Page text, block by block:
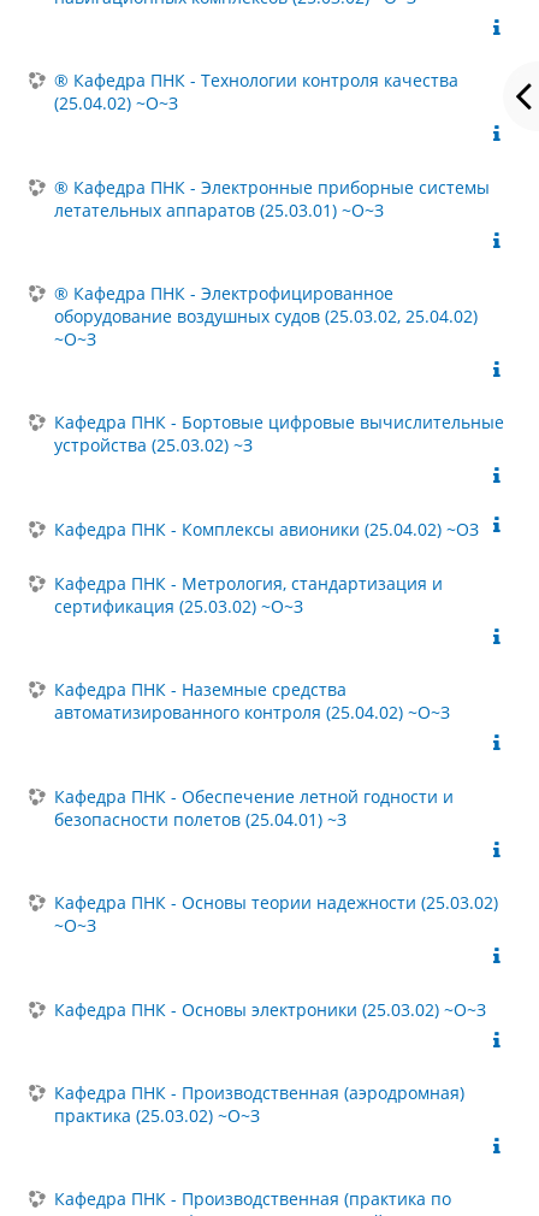
® Кафедра ПНК - Технологии контроля качества
(25.04.02) ~О~З
® Кафедра ПНК - Электронные приборные системы
летательных аппаратов (25.03.01) ~О~З
® Кафедра ПНК - Электрофицированное
оборудование воздушных судов (25.03.02, 25.04.02)
~О~З
Кафедра ПНК - Бортовые цифровые вычислительные
устройства (25.03.02) ~З
Кафедра ПНК - Комплексы авионики (25.04.02) ~ОЗ
Кафедра ПНК - Метрология, стандартизация и
сертификация (25.03.02) ~О~З
Кафедра ПНК - Наземные средства
автоматизированного контроля (25.04.02) ~О~З
Кафедра ПНК - Обеспечение летной годности и
безопасности полетов (25.04.01) ~З
Кафедра ПНК - Основы теории надежности (25.03.02)
~О~З
Кафедра ПНК - Основы электроники (25.03.02) ~О~З
Кафедра ПНК - Производственная (аэродромная)
практика (25.03.02) ~О~З
Кафедра ПНК - Производственная (практика по